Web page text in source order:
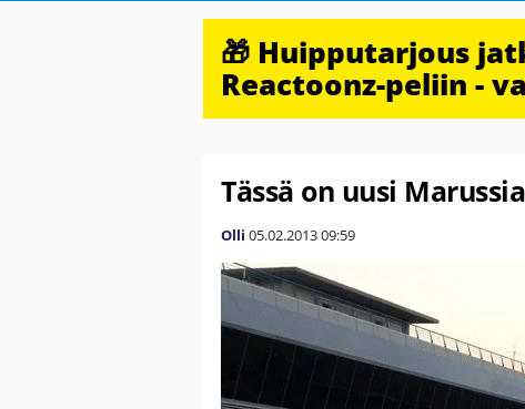
🎁 Huipputarjous
Reactoonz-peliin -
Tässä on uusi
Olli 05.02.201309:59